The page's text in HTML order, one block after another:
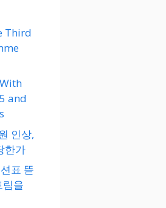
Third
and
인상,
한가
표 뜯
림을